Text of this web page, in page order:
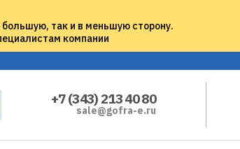
так и в меньшую сторону.
компании
+7 (343) 213 40 80
sale@gofra-e.ru